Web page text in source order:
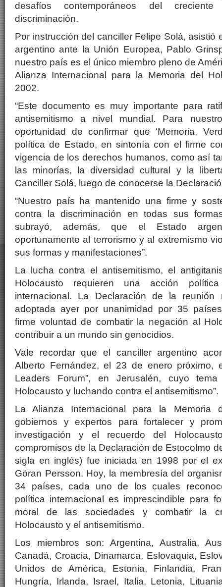
desafíos contemporáneos del
discriminación.
Por instrucción del canciller Felipe Solá, asistió
argentino ante la Unión Europea, Pablo
nuestro país es el único miembro pleno de
Alianza Internacional para la Memoria del
2002.
“Este documento es muy importante para
antisemitismo a nivel mundial. Para
oportunidad de confirmar que ‘Memoria,
política de Estado, en sintonía con el firme
vigencia de los derechos humanos, como así
las minorías, la diversidad cultural y la
Canciller Solá, luego de conocerse la
“Nuestro país ha mantenido una firme y
contra la discriminación en todas sus
subrayó, además, que el Estado
oportunamente al terrorismo y al extremismo
sus formas y manifestaciones”.
La lucha contra el antisemitismo, el
Holocausto requieren una acción
internacional. La Declaración de la reunión
adoptada ayer por unanimidad por 35
firme voluntad de combatir la negación al
contribuir a un mundo sin genocidios.
Vale recordar que el canciller argentino
Alberto Fernández, el 23 de enero próximo,
Leaders Forum”, en Jerusalén, cuyo
Holocausto y luchando contra el antisemitismo”.
La Alianza Internacional para la Memoria
gobiernos y expertos para fortalecer y
investigación y el recuerdo del
compromisos de la Declaración de Estocolmo
sigla en inglés) fue iniciada en 1998 por el
Göran Persson. Hoy, la membresía del
34 países, cada uno de los cuales
política internacional es imprescindible para
moral de las sociedades y combatir la
Holocausto y el antisemitismo.
Los miembros son: Argentina, Australia,
Canadá, Croacia, Dinamarca, Eslovaquia,
Unidos de América, Estonia, Finlandia,
Hungría, Irlanda, Israel, Italia, Letonia,